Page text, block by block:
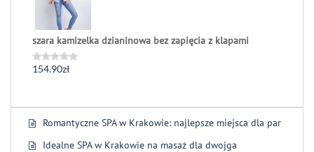
szara kamizelka dzianinowa bez zapięcia z klapami
Oceniono
154.90zł
Romantyczne SPA w Krakowie: najlepsze miejsca dla par
Idealne SPA w Krakowie na masaż dla dwojga